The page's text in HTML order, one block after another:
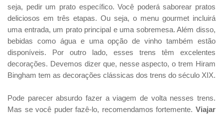
seja, pedir um prato específico. Você poderá saborear pratos
deliciosos em três etapas. Ou seja, o menu gourmet incluirá
uma entrada, um prato principal e uma sobremesa. Além disso,
bebidas como água e uma opção de vinho também estão
disponíveis. Por outro lado, esses trens têm excelentes
decorações. Devemos dizer que, nesse aspecto, o trem Hiram
Bingham tem as decorações clássicas dos trens do século XIX.
Pode parecer absurdo fazer a viagem de volta nesses trens.
Mas se você puder fazê-lo, recomendamos fortemente. Viajar